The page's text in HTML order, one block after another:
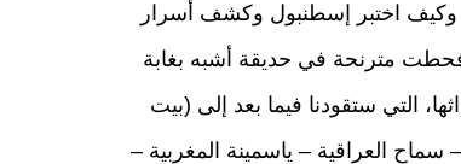
وكيف اختبر إسطنبول وكشف أسرار
فحطت مترنحة في حديقة أشبه بغابة
التي ستقودنا فيما بعد إلى (بيت
سماح العراقية – ياسمينة المغربية –